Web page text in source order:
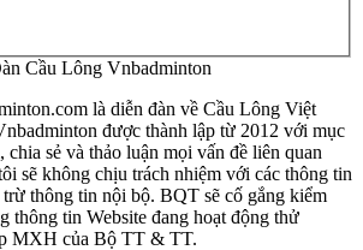
Cầu Lông Vnbadminton
là diễn đàn về Cầu Lông Việt
được thành lập từ 2012 với mục
sẻ và thảo luận mọi vấn đề liên quan
sẽ không chịu trách nhiệm với các thông tin
thông tin nội bộ. BQT sẽ cố gắng kiểm
thông tin Website đang hoạt động thử
MXH của Bộ TT & TT.